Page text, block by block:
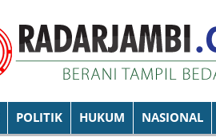
POLITIK HUKUM NASIONAL